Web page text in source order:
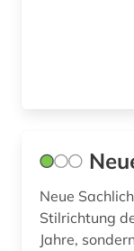
Neue
Stilrichtung
Jahre,